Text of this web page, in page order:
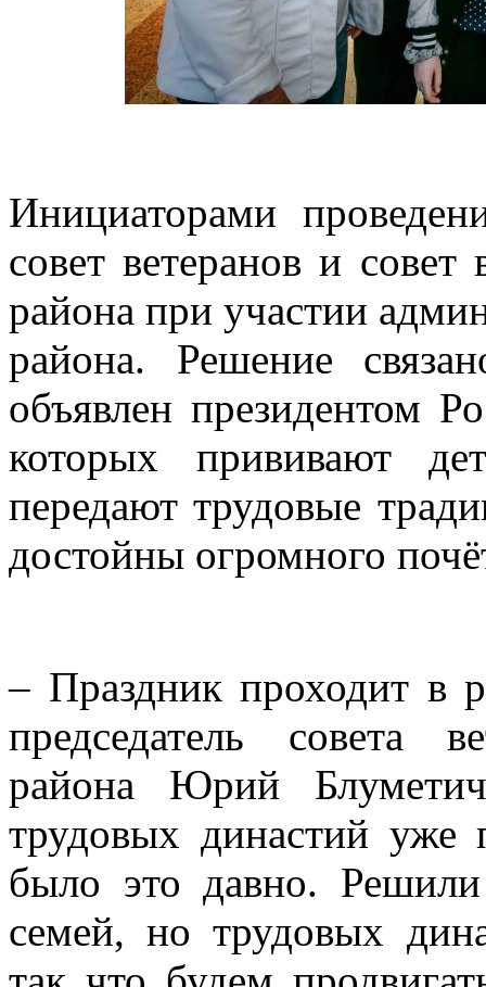
Инициаторами
совет ветеранов и совет
района при участии
района. Решение
объявлен президентом
которых прививают
передают трудовые
достойны огромного
– Праздник проходит в
председатель совета
района Юрий
трудовых династий уже
было это давно. Решили
семей, но трудовых